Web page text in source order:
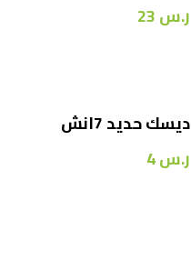
ر.س23
ديسك حديد 7انش
ر.س4